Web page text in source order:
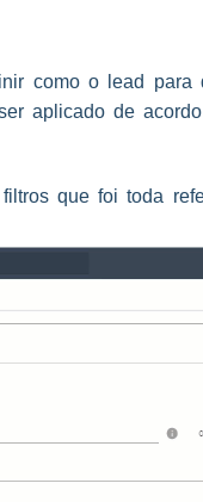
como o lead para
aplicado de
que foi toda